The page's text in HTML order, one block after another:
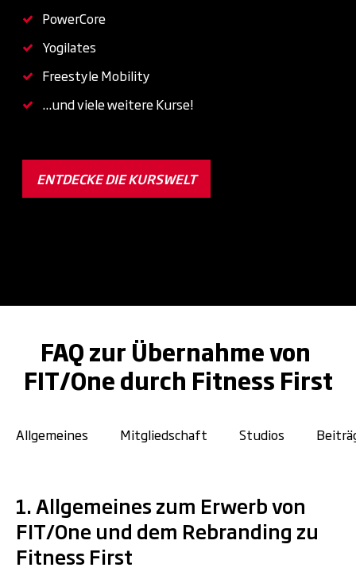
PowerCore
Yogilates
Freestyle Mobility
...und viele weitere Kurse!
ENTDECKE DIE KURSWELT
FAQ zur Übernahme von
FIT/One durch Fitness First
Allgemeines Mitgliedschaft Studios
1. Allgemeines zum Erwerb von
FIT/One und dem Rebranding zu
Fitness First